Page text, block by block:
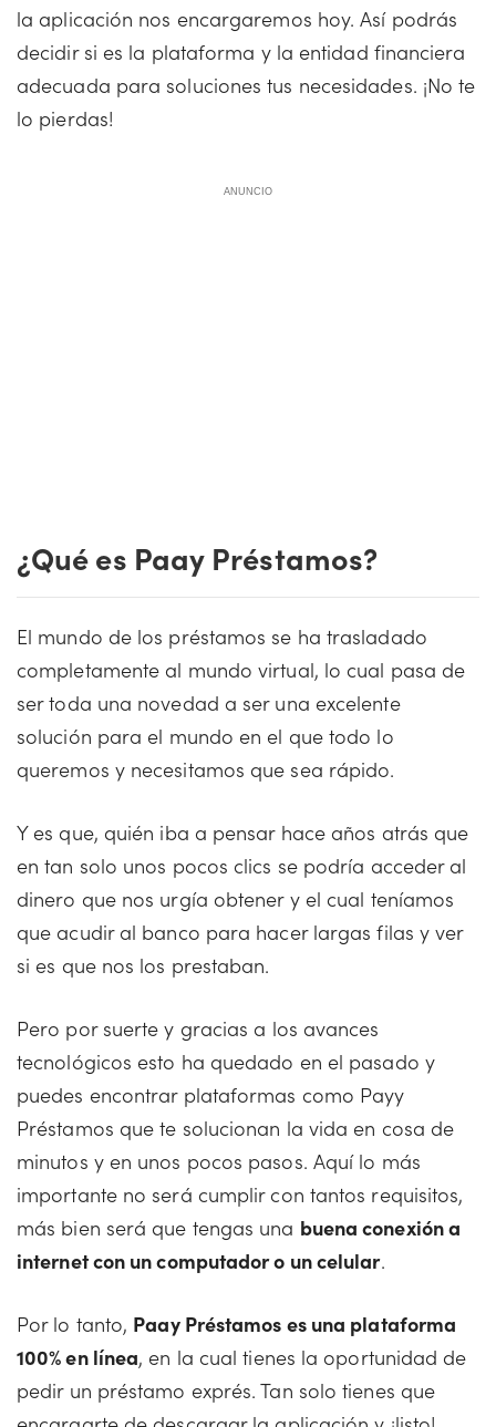
la aplicación nos encargaremos hoy. Así podrás
decidir si es la plataforma y la entidad financiera
adecuada para soluciones tus necesidades. ¡No te
lo pierdas!
ANUNCIO
¿Qué es Paay Préstamos?
El mundo de los préstamos se ha trasladado
completamente al mundo virtual, lo cual pasa de
ser toda una novedad a ser una excelente
solución para el mundo en el que todo lo
queremos y necesitamos que sea rápido.
Y es que, quién iba a pensar hace años atrás que
en tan solo unos pocos clics se podría acceder al
dinero que nos urgía obtener y el cual teníamos
que acudir al banco para hacer largas filas y ver
si es que nos los prestaban.
Pero por suerte y gracias a los avances
tecnológicos esto ha quedado en el pasado y
puedes encontrar plataformas como Payy
Préstamos que te solucionan la vida en cosa de
minutos y en unos pocos pasos. Aquí lo más
importante no será cumplir con tantos requisitos,
más bien será que tengas una buena conexión a
internet con un computador o un celular.
Por lo tanto, Paay Préstamos es una plataforma
100% en línea, en la cual tienes la oportunidad de
pedir un préstamo exprés. Tan solo tienes que